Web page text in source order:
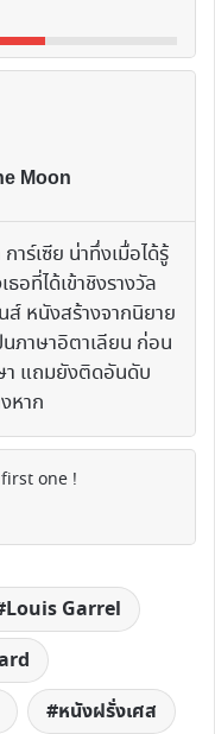
Moon
ร์เซีย น่าทึ่งเมื่อได้รู้
อที่ได้เข้าชิงรางวัล
ส์ หนังสร้างจากนิยาย
ภาษาอิตาเลียน ก่อน
า แถมยังติดอันดับ
หาก
one !
Louis Garrel
หนังฝรั่งเศส